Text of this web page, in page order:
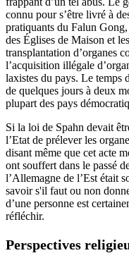
connu pour s’être livré à
pratiquants du Falun
des Églises de Maison et
transplantation d’organes
l’acquisition illégale
laxistes du pays. Le temps
de quelques jours à deux
plupart des pays
Si la loi de Spahn devait
l’Etat de prélever les
disant même que cet acte
ont souffert dans le passé
l’Allemagne de l’Est était
savoir s'il faut ou non
d’une personne est
réfléchir.
Perspectives